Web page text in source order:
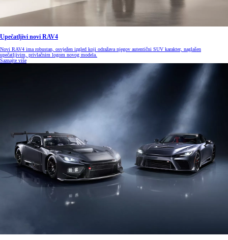
Upečatljivi novi RAV4
Novi RAV4 ima robustan, osvježen izgled koji odražava njegov autentični SUV karakter, naglašen
upečatljivim, privlačnim logom novog modela.
Saznajte više